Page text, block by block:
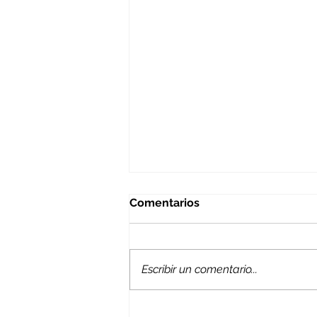
Comentarios
Escribir un comentario...